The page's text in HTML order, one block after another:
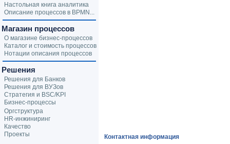
Контактная информация
Настольная книга аналитика
Описание процессов в BPMN...
Магазин процессов
О магазине бизнес-процессов
Каталог и стоимость процессов
Нотации описания процессов
Решения
Решения для Банков
Решения для ВУЗов
Стратегия и BSC/KPI
Бизнес-процессы
Оргструктура
HR-инжиниринг
Качество
Проекты